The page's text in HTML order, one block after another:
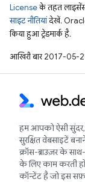
Licenseके तहत लाइसेंस
साइट नीतियांदेखें.
किया हुआ ट्रेडमार्क है.
आखिरी बार 2017-05-
हम आपको ऐसी
सुरक्षित वेबसाइटें
क्रॉस-ब्राउज़र के
के लिए काम करती
कॉन्टेंट है जो इस